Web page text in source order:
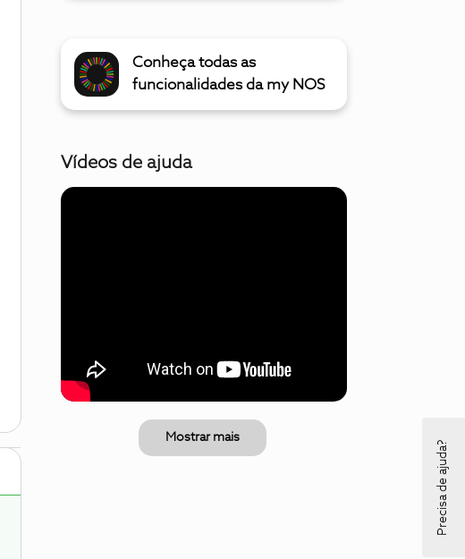
Conheça todas as
funcionalidades da my NOS
Vídeos de ajuda
Mostrar mais
Precisa de ajuda?